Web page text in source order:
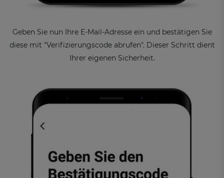
Geben Sie nun Ihre E-Mail-Adresse ein und bestätigen Sie
diese mit "Verifizierungscode abrufen". Dieser Schritt dient
Ihrer eigenen Sicherheit.